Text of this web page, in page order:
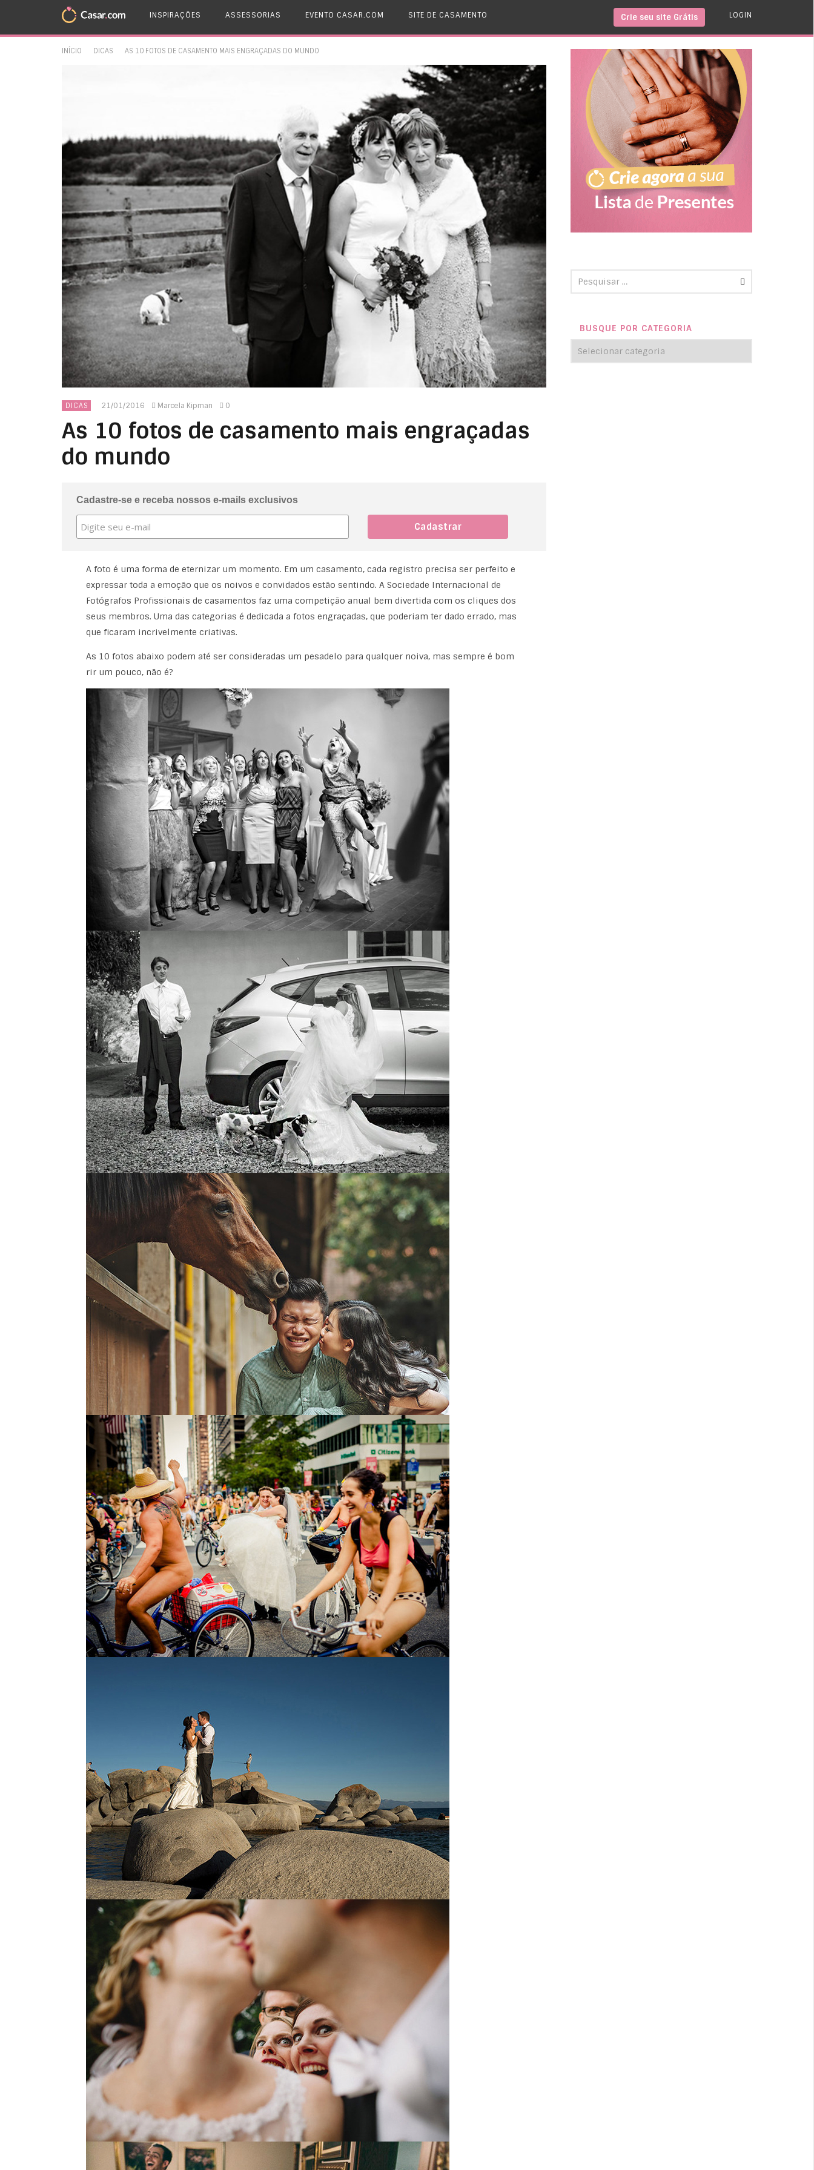
INSPIRAÇÕES ASSESSORIAS EVENTO CASAR.COM SITE DE CASAMENTO LOGIN
Crie seu site Grátis
INÍCIO DICAS AS 10 FOTOS DE CASAMENTO MAIS ENGRAÇADAS DO MUNDO
DICAS 21/01/2016 Marcela Kipman 0
As 10 fotos de casamento mais engraçadas
do mundo
Cadastre-se e receba nossos e-mails exclusivos
A foto é uma forma de eternizar um momento. Em um casamento, cada registro precisa ser perfeito e
expressar toda a emoção que os noivos e convidados estão sentindo. A Sociedade Internacional de
Fotógrafos Profissionais de casamentos faz uma competição anual bem divertida com os cliques dos
seus membros. Uma das categorias é dedicada a fotos engraçadas, que poderiam ter dado errado, mas
que ficaram incrivelmente criativas.
As 10 fotos abaixo podem até ser consideradas um pesadelo para qualquer noiva, mas sempre é bom
rir um pouco, não é?
BUSQUE POR CATEGORIA